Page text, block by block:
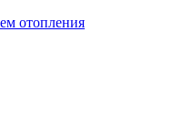
отопления